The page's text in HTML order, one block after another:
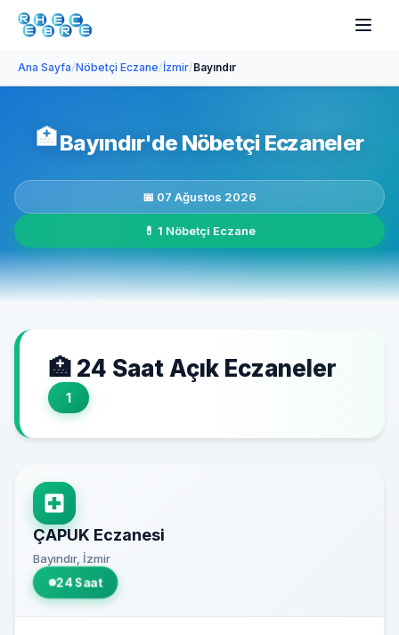
Ana Sayfa/Nöbetçi Eczane/İzmir/Bayındır
🏥Bayındır'de Nöbetçi Eczaneler
📅 07 Ağustos 2026
💊 1 Nöbetçi Eczane
🏥 24 Saat Açık Eczaneler
1
ÇAPUK Eczanesi
Bayındır, İzmir
24 Saat